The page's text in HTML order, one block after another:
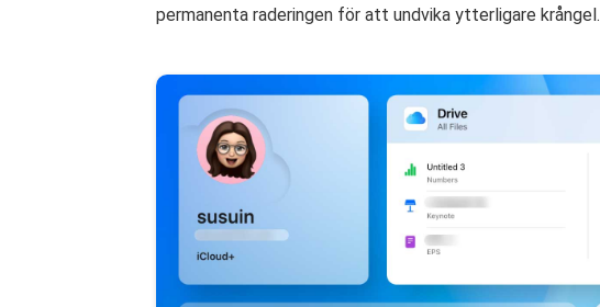
permanenta raderingen för att undvika ytterligare krångel.